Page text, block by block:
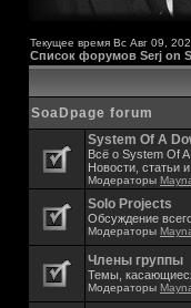
Текущее время Вс Авг 09,
Список форумов Serj on
SoaDpage forum
System Of A
Всё о System Of A
Новости, статьи и
Модераторы
Solo Projects
Обсуждение
Модераторы
Члены группы
Темы,
Модераторы